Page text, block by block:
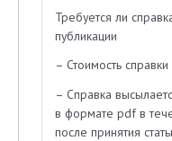
Требуется ли
публикации
– Стоимость
– Справка
в формате pdf в
после принятия